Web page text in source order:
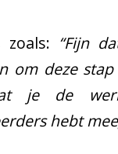
zoals: “Fijn
om deze stap
je de
hebt